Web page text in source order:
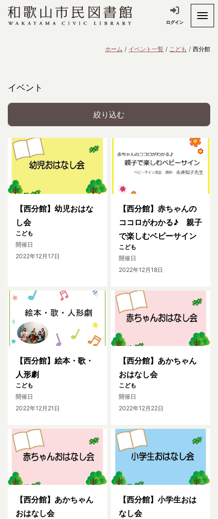
ログイン
ホーム イベント一覧 こども 西分館
イベント
絞り込む
【西分館】幼児おはな
し会
こども
開催日
2022年12月17日
【西分館】赤ちゃんの
ココロがわかる♪ 親子
で楽しむベビーサイン
こども
開催日
2022年12月18日
【西分館】絵本・歌・
人形劇
こども
開催日
2022年12月21日
【西分館】あかちゃん
おはなし会
こども
開催日
2022年12月22日
【西分館】あかちゃん
おはなし会
【西分館】小学生おは
なし会